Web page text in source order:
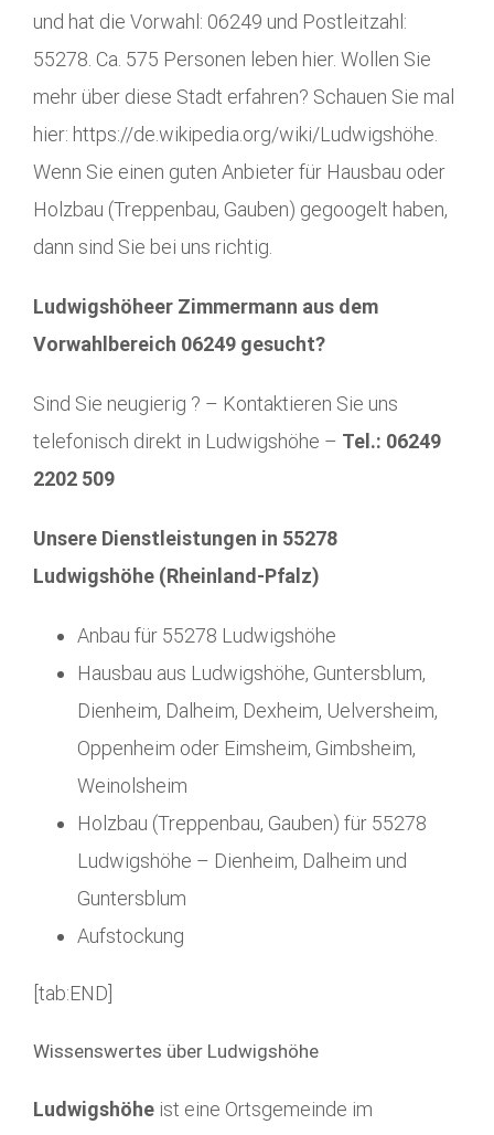
und hat die Vorwahl: 06249 und Postleitzahl:
55278. Ca. 575 Personen leben hier. Wollen Sie
mehr über diese Stadt erfahren? Schauen Sie mal
hier: https://de.wikipedia.org/wiki/Ludwigshöhe.
Wenn Sie einen guten Anbieter für Hausbau oder
Holzbau (Treppenbau, Gauben) gegoogelt haben,
dann sind Sie bei uns richtig.
Ludwigshöheer Zimmermann aus dem
Vorwahlbereich 06249 gesucht?
Sind Sie neugierig ? – Kontaktieren Sie uns
telefonisch direkt in Ludwigshöhe – Tel.: 06249
2202 509
Unsere Dienstleistungen in 55278
Ludwigshöhe (Rheinland-Pfalz)
Anbau für 55278 Ludwigshöhe
Hausbau aus Ludwigshöhe, Guntersblum,
Dienheim, Dalheim, Dexheim, Uelversheim,
Oppenheim oder Eimsheim, Gimbsheim,
Weinolsheim
Holzbau (Treppenbau, Gauben) für 55278
Ludwigshöhe – Dienheim, Dalheim und
Guntersblum
Aufstockung
[tab:END]
Wissenswertes über Ludwigshöhe
Ludwigshöhe ist eine Ortsgemeinde im